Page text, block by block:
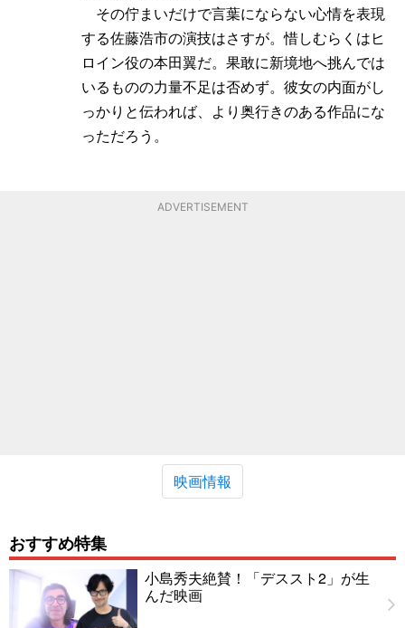
その佇まいだけで言葉にならない心情を表現
する佐藤浩市の演技はさすが。惜しむらくはヒ
ロイン役の本田翼だ。果敢に新境地へ挑んでは
いるものの力量不足は否めず。彼女の内面がし
っかりと伝われば、より奥行きのある作品にな
っただろう。
ADVERTISEMENT
映画情報
おすすめ特集
小島秀夫絶賛！「デススト2」が生
んだ映画